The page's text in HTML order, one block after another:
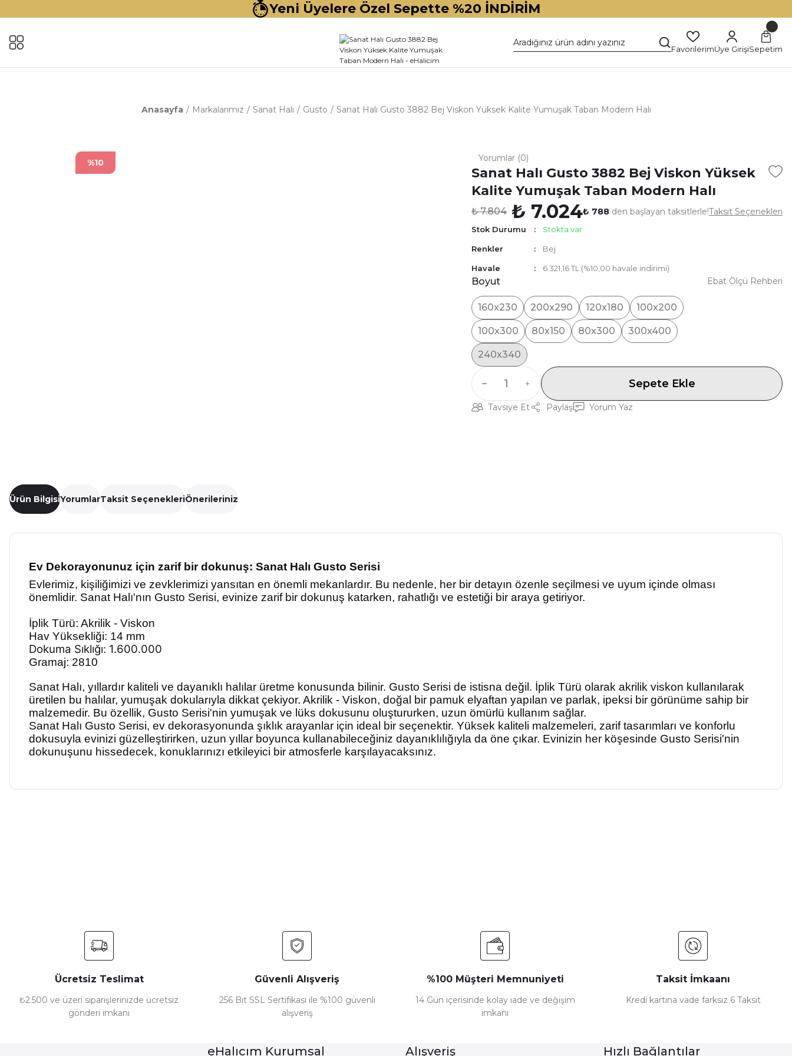
Yeni Üyelere Özel Sepette %20 İNDİRİM
FavorilerimÜye GirişiSepetim
Anasayfa Markalarımız Sanat Halı Gusto Sanat Halı Gusto 3882 Bej Viskon Yüksek Kalite Yumuşak Taban Modern Halı
%10 Yorumlar (0)
Sanat Halı Gusto 3882 Bej Viskon Yüksek
Kalite Yumuşak Taban Modern Halı
₺ 7.804 ₺ 7.024₺ 788 den başlayan taksitlerle!Taksit Seçenekleri
Stok Durumu Stokta var
Renkler Bej
Havale 6.321,16 TL (%10,00 havale indirimi)
Boyut
160x230 200x290 120x180 100x200
100x300 80x150 80x300 300x400
240x340
Ebat Ölçü Rehberi
Sepete Ekle
Tavsiye Et Paylaş Yorum Yaz
Ürün BilgisiYorumlarTaksit SeçenekleriÖnerileriniz
Ev Dekorayonunuz için zarif bir dokunuş: Sanat Halı Gusto Serisi
Evlerimiz, kişiliğimizi ve zevklerimizi yansıtan en önemli mekanlardır. Bu nedenle, her bir detayın özenle seçilmesi ve uyum içinde olması
önemlidir. Sanat Halı'nın Gusto Serisi, evinize zarif bir dokunuş katarken, rahatlığı ve estetiği bir araya getiriyor.
İplik Türü: Akrilik - Viskon
Hav Yüksekliği: 14 mm
Dokuma Sıklığı: 1.600.000
Gramaj: 2810
Sanat Halı, yıllardır kaliteli ve dayanıklı halılar üretme konusunda bilinir. Gusto Serisi de istisna değil. İplik Türü olarak akrilik viskon kullanılarak
üretilen bu halılar, yumuşak dokularıyla dikkat çekiyor. Akrilik - Viskon, doğal bir pamuk elyaftan yapılan ve parlak, ipeksi bir görünüme sahip bir
malzemedir. Bu özellik, Gusto Serisi'nin yumuşak ve lüks dokusunu oluştururken, uzun ömürlü kullanım sağlar.
Sanat Halı Gusto Serisi, ev dekorasyonunda şıklık arayanlar için ideal bir seçenektir. Yüksek kaliteli malzemeleri, zarif tasarımları ve konforlu
dokusuyla evinizi güzelleştirirken, uzun yıllar boyunca kullanabileceğiniz dayanıklılığıyla da öne çıkar. Evinizin her köşesinde Gusto Serisi'nin
dokunuşunu hissedecek, konuklarınızı etkileyici bir atmosferle karşılayacaksınız.
Bu ürüne benzer farklı alternatifler olmalı.
Ücretsiz Teslimat
₺2.500 ve üzeri siparişlerinizde ücretsiz
gönderi imkanı
Güvenli Alışveriş
256 Bit SSL Sertifikası ile %100 güvenli
alışveriş
%100 Müşteri Memnuniyeti
14 Gün içerisinde kolay iade ve değişim
imkanı
Taksit İmkaanı
Kredi kartına vade farksız 6 Taksit
eHalıcım Kurumsal Alışveriş Hızlı Bağlantılar